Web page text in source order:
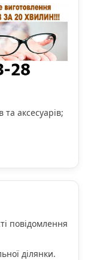
та аксесуарів;
повідомлення
ділянки.